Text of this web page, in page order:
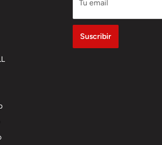
Tu email
Suscribir